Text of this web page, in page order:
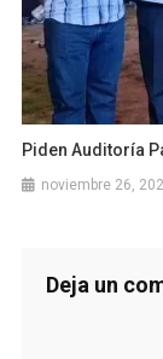
Piden Auditoría
noviembre 26,
Deja un